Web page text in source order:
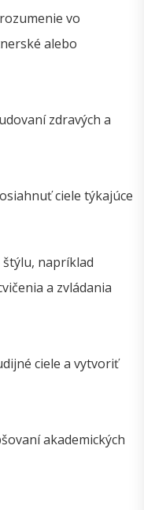
vo
alebo
zdravých a
ciele týkajúce
napríklad
a zvládania
ciele a vytvoriť
akademických